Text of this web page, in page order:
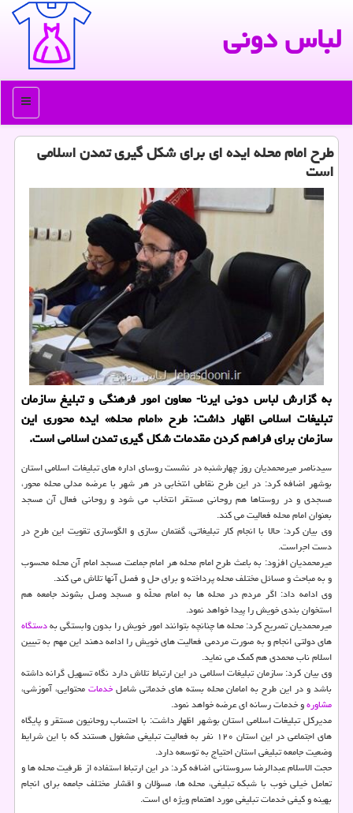
لباس دونی
منو
طرح امام محله ایده ای برای شكل گیری تمدن اسلامی
است
به گزارش لباس دونی ایرنا- معاون امور فرهنگی و تبلیغ سازمان
تبلیغات اسلامی اظهار داشت: طرح «امام محله» ایده محوری این
سازمان برای فراهم كردن مقدمات شكل گیری تمدن اسلامی است.
سیدناصر میرمحمدیان روز چهارشنبه در نشست روسای اداره های تبلیغات اسلامی استان
بوشهر اضافه كرد: در این طرح نقاطی انتخابی در هر شهر با عرضه مدلی محله محور،
مسجدی و در روستاها هم روحانی مستقر انتخاب می شود و روحانی فعال آن مسجد
بعنوان امام محله فعالیت می كند.
وی بیان كرد: حالا با انجام كار تبلیغاتی، گفتمان سازی و الگوسازی تقویت این طرح در
دست اجراست.
میرمحمدیان افزود: به باعث طرح امام محله هر امام جماعت مسجد امام آن محله محسوب
و به مباحث و مسائل مختلف محله پرداخته و برای حل و فصل آنها تلاش می كند.
وی ادامه داد: اگر مردم در محله ها به امام محلّه و مسجد وصل بشوند جامعه هم
استخوان بندی خویش را پیدا خواهد نمود.
میرمحمدیان تصریح كرد: محله ها چنانچه بتوانند امور خویش را بدون وابستگی بهدستگاه
های دولتی انجام و به صورت مردمی فعالیت های خویش را ادامه دهند این مهم به تبیین
اسلام ناب محمدی هم كمك می نماید.
وی بیان كرد: سازمان تبلیغات اسلامی در این ارتباط تلاش دارد نگاه تسهیل گرانه داشته
باشد و در این طرح به امامان محله بسته های خدماتی شاملخدماتمحتوایی، آموزشی،
مشاورهو خدمات رسانه ای عرضه خواهد نمود.
مدیركل تبلیغات اسلامی استان بوشهر اظهار داشت: با احتساب روحانیون مستقر و پایگاه
های اجتماعی در این استان ۱۲۰ نفر به فعالیت تبلیغی مشغول هستند كه با این شرایط
وضعیت جامعه تبلیغی استان احتیاج به توسعه دارد.
حجت الاسلام عبدالرضا سروستانی اضافه كرد: در این ارتباط استفاده از ظرفیت محله ها و
تعامل خیلی خوب با شبكه تبلیغی، محله ها، مسؤلان و اقشار مختلف جامعه برای انجام
بهینه و كیفی خدمات تبلیغی مورد اهتمام ویژه ای است.